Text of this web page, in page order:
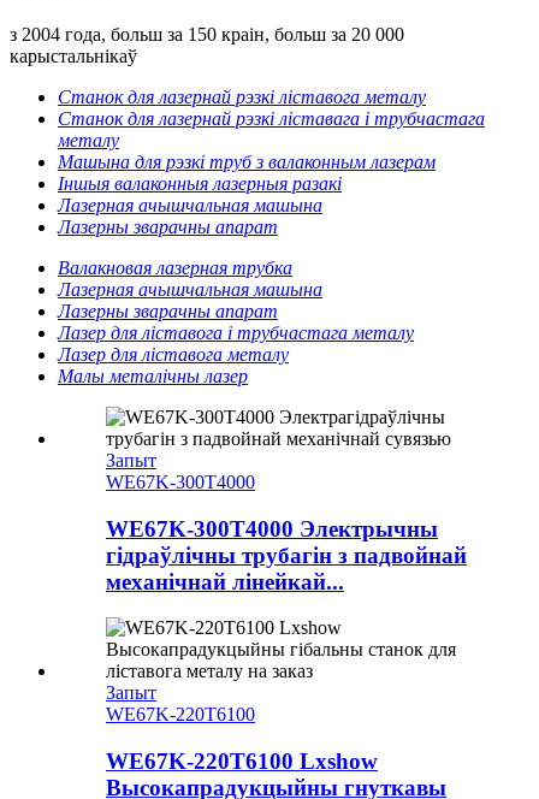
з 2004 года, больш за 150 краін, больш за 20 000
карыстальнікаў
Станок для лазернай рэзкі ліставога металу
Станок для лазернай рэзкі ліставага і трубчастага
металу
Машына для рэзкі труб з валаконным лазерам
Іншыя валаконныя лазерныя разакі
Лазерная ачышчальная машына
Лазерны зварачны апарат
Валакновая лазерная трубка
Лазерная ачышчальная машына
Лазерны зварачны апарат
Лазер для ліставога і трубчастага металу
Лазер для ліставога металу
Малы металічны лазер
Запыт
WE67K-300T4000
WE67K-300T4000 Электрычны
гідраўлічны трубагін з падвойнай
механічнай лінейкай...
Запыт
WE67K-220T6100
WE67K-220T6100 Lxshow
Высокапрадукцыйны гнуткавы